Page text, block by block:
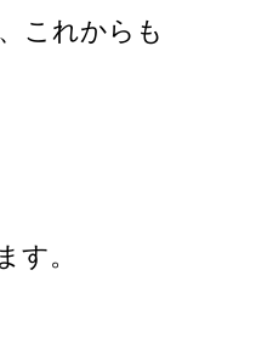
これからも
す。